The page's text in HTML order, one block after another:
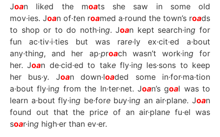
Joan liked the moats she saw in some old
mov·ies. Joan of·ten roamed a·round the town’s roads
to shop or to do noth·ing. Joan kept search·ing for
fun ac·tiv·i·ties but was rare·ly ex·cit·ed a·bout
any·thing, and her ap·proach wasn’t work·ingfor
her. Joan de·cid·ed to takefly·ingles·sons to keep
her bus·y. Joan down·loaded some in·for·ma·tion
a·bout fly·ing from the In·ter·net. Joan’s goal was to
learn a·bout fly·ing be·forebuy·ing an air·plane. Joan
found out that the price of an air·plane fu·el was
soar·ing high·er than ev·er.